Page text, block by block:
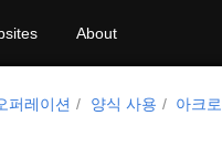
About
퍼레이션 양식 사용 아크